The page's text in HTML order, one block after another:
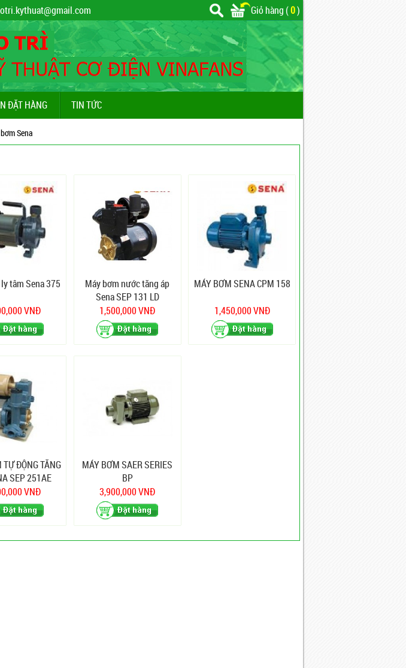
Giỏ hàng (0)
ĐẶT HÀNG TIN TỨC
Sena
tâm Sena 375
VNĐ
Máy bơm nước tăng áp
Sena SEP 131 LD
1,500,000 VNĐ
MÁY BƠM SENA CPM 158
1,450,000 VNĐ
TỰ ĐỘNG TĂNG
SEP 251AE
VNĐ
MÁY BƠM SAER SERIES
BP
3,900,000 VNĐ